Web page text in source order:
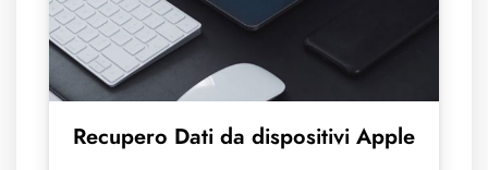
Recupero Dati da dispositivi Apple